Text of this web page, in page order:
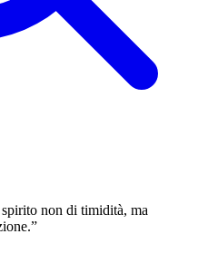
non di timidità, ma
”